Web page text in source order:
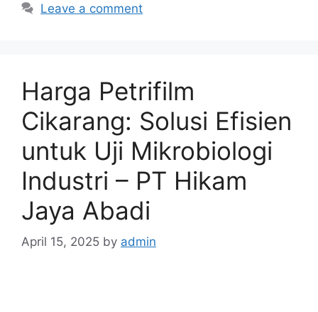
Leave a comment
Harga Petrifilm
Cikarang: Solusi Efisien
untuk Uji Mikrobiologi
Industri – PT Hikam
Jaya Abadi
April 15, 2025 by admin